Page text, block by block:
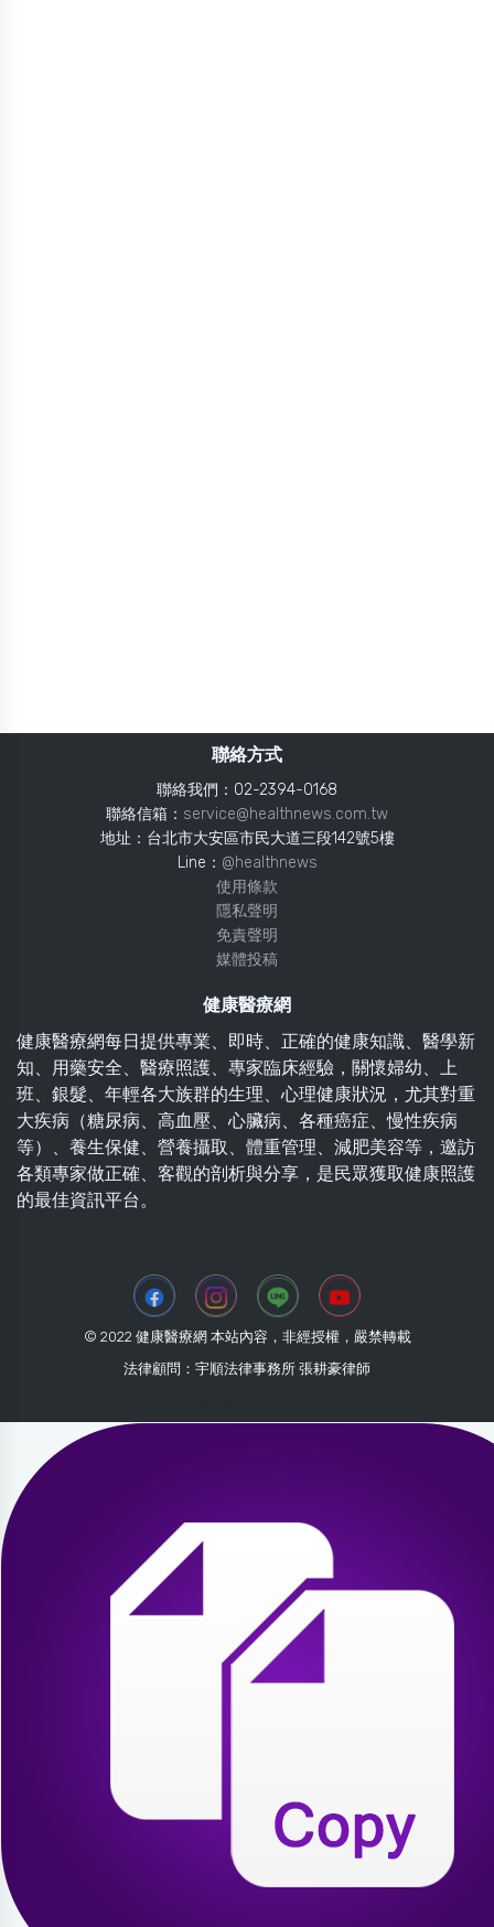
聯絡方式
聯絡我們：02-2394-0168
聯絡信箱： service@healthnews.com.tw
地址：台北市大安區市民大道三段142號5樓
Line： @healthnews
使用條款
隱私聲明
免責聲明
媒體投稿
健康醫療網
健康醫療網每日提供專業、即時、正確的健康知識、醫學新
知、用藥安全、醫療照護、專家臨床經驗，關懷婦幼、上
班、銀髮、年輕各大族群的生理、心理健康狀況，尤其對重
大疾病（糖尿病、高血壓、心臟病、各種癌症、慢性疾病
等）、養生保健、營養攝取、體重管理、減肥美容等，邀訪
各類專家做正確、客觀的剖析與分享，是民眾獲取健康照護
的最佳資訊平台。
© 2022 健康醫療網 本站內容，非經授權，嚴禁轉載
法律顧問：宇順法律事務所 張耕豪律師